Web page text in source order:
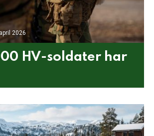
2026
HV-soldater har